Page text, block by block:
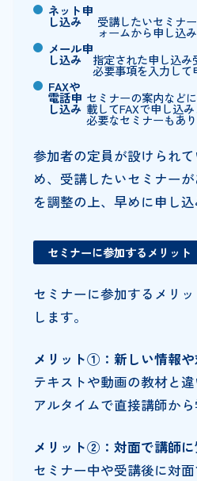
ネット申
し込み 受講したいセミナ
ォームから申し込み
メール申
し込み 指定された申し込み
必要事項を入力して
FAXや
電話申
し込み
セミナーの案内など
載してFAXで申し込
必要なセミナーもあり
参加者の定員が設けられ
め、受講したいセミナー
を調整の上、早めに申し込
セミナーに参加するメリット
セミナーに参加するメリ
します。
メリット①：新しい情報や
テキストや動画の教材と
アルタイムで直接講師から
メリット②：対面で講師
セミナー中や受講後に対